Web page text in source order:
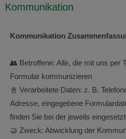
Kommunikation
Kommunikation
👥 Betroffene: Alle, die mit uns per
Formular kommunizieren
📓 Verarbeitete Daten: z. B.
Adresse, eingegebene
finden Sie bei der jeweils
🤝 Zweck: Abwicklung der